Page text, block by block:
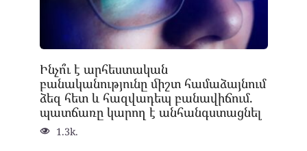
Ինչո՞ւ է արհեստական
բանականությունը միշտ համաձայնում
ձեզ հետ և հազվադեպ բանավիճում.
պատճառը կարող է անհանգստացնել
1.3k.